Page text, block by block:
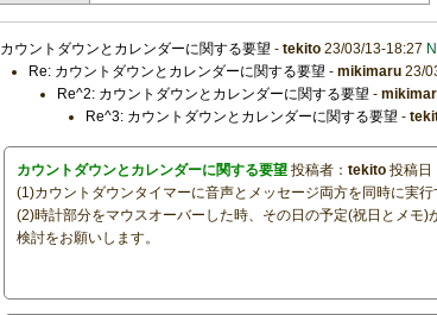
カウントダウンとカレンダーに関する要望 - tekito 23/03/13-18:27
Re: カウントダウンとカレンダーに関する要望 - mikimaru 23/
Re^2: カウントダウンとカレンダーに関する要望 -
Re^3: カウントダウンとカレンダーに関する要望 -
カウントダウンとカレンダーに関する要望 投稿者：tekito 投稿日
(1)カウントダウンタイマーに音声とメッセージ両方を同時に実
(2)時計部分をマウスオーバーした時、その日の予定(祝日とメモ)
検討をお願いします。